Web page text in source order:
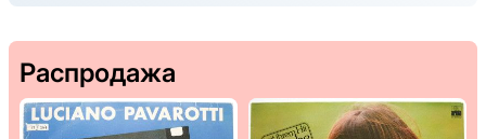
Распродажа